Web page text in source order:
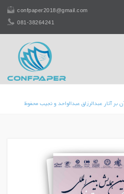
confpaper2018@gmail.com
081-38264241
آثار عبدالرزاق عبدالواحد و نجیب محفوظ